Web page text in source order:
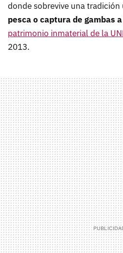
donde sobrevive una
pesca o captura de gambas
patrimonio inmaterial de la
2013.